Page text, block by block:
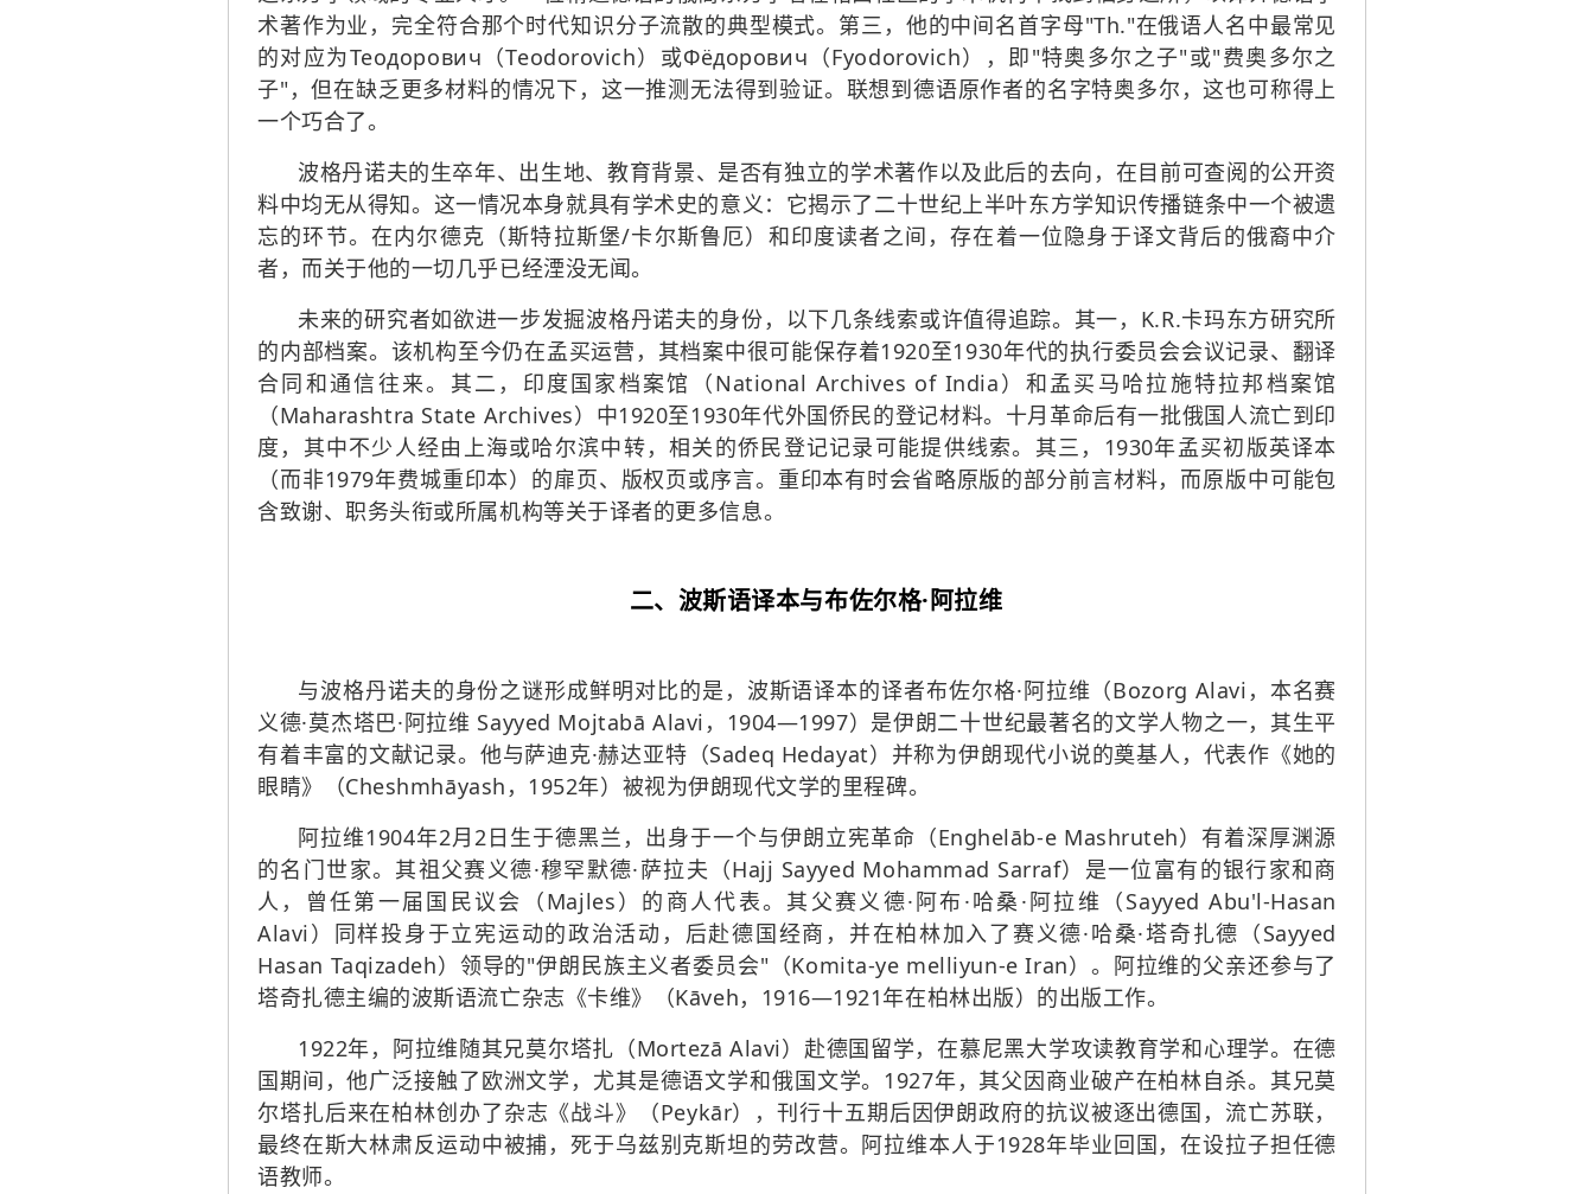
术著作为业，完全符合那个时代知识分子流散的典型模式。第三，他的中间名首字母"Th."在俄语人名中最常见
的对应为Теодорович（Teodorovich）或Фёдорович（Fyodorovich），即"特奥多尔之子"或"费奥多尔之
子"，但在缺乏更多材料的情况下，这一推测无法得到验证。联想到德语原作者的名字特奥多尔，这也可称得上
一个巧合了。
波格丹诺夫的生卒年、出生地、教育背景、是否有独立的学术著作以及此后的去向，在目前可查阅的公开资
料中均无从得知。这一情况本身就具有学术史的意义：它揭示了二十世纪上半叶东方学知识传播链条中一个被遗
忘的环节。在内尔德克（斯特拉斯堡/卡尔斯鲁厄）和印度读者之间，存在着一位隐身于译文背后的俄裔中介
者，而关于他的一切几乎已经湮没无闻。
未来的研究者如欲进一步发掘波格丹诺夫的身份，以下几条线索或许值得追踪。其一，K.R.卡玛东方研究所
的内部档案。该机构至今仍在孟买运营，其档案中很可能保存着1920至1930年代的执行委员会会议记录、翻译
合同和通信往来。其二，印度国家档案馆（National Archives of India）和孟买马哈拉施特拉邦档案馆
（Maharashtra State Archives）中1920至1930年代外国侨民的登记材料。十月革命后有一批俄国人流亡到印
度，其中不少人经由上海或哈尔滨中转，相关的侨民登记记录可能提供线索。其三，1930年孟买初版英译本
（而非1979年费城重印本）的扉页、版权页或序言。重印本有时会省略原版的部分前言材料，而原版中可能包
含致谢、职务头衔或所属机构等关于译者的更多信息。
二、波斯语译本与布佐尔格·阿拉维
与波格丹诺夫的身份之谜形成鲜明对比的是，波斯语译本的译者布佐尔格·阿拉维（Bozorg Alavi，本名赛
义德·莫杰塔巴·阿拉维 Sayyed Mojtabā Alavi，1904—1997）是伊朗二十世纪最著名的文学人物之一，其生平
有着丰富的文献记录。他与萨迪克·赫达亚特（Sadeq Hedayat）并称为伊朗现代小说的奠基人，代表作《她的
眼睛》（Cheshmhāyash，1952年）被视为伊朗现代文学的里程碑。
阿拉维1904年2月2日生于德黑兰，出身于一个与伊朗立宪革命 （Enghelāb-e Mashruteh）有着深厚渊源
的名门世家。其祖父赛义德·穆罕默德·萨拉夫（Hajj Sayyed Mohammad Sarraf）是一位富有的银行家和商
人，曾任第一届国民议会（Majles）的商人代表。其父赛义德·阿布·哈桑·阿拉维（Sayyed Abu'l-Hasan
Alavi）同样投身于立宪运动的政治活动，后赴德国经商，并在柏林加入了赛义德·哈桑·塔奇扎德（Sayyed
Hasan Taqizadeh）领导的"伊朗民族主义者委员会"（Komita-ye melliyun-e Iran）。阿拉维的父亲还参与了
塔奇扎德主编的波斯语流亡杂志《卡维》（Kāveh，1916—1921年在柏林出版）的出版工作。
1922年，阿拉维随其兄莫尔塔扎（Mortezā Alavi）赴德国留学，在慕尼黑大学攻读教育学和心理学。在德
国期间，他广泛接触了欧洲文学，尤其是德语文学和俄国文学。1927年，其父因商业破产在柏林自杀。其兄莫
尔塔扎后来在柏林创办了杂志《战斗》（Peykār），刊行十五期后因伊朗政府的抗议被逐出德国，流亡苏联，
最终在斯大林肃反运动中被捕，死于乌兹别克斯坦的劳改营。阿拉维本人于1928年毕业回国，在设拉子担任德
语教师。